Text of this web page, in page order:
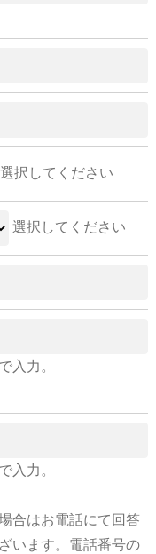
選択してください
選択してください
入力。
入力。
合はお電話にて回答
います。電話番号の